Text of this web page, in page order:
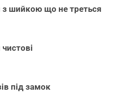
шийкою що не треться
під замок